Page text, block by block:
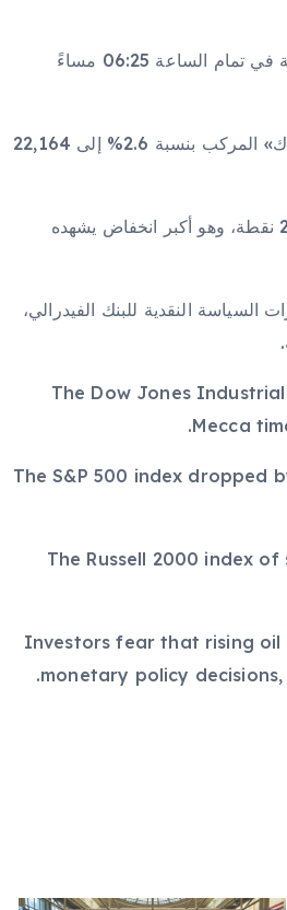
وهبط مؤشر «داو جونز» الصناعي بنسبة 2.5% أو 12,06 نقاط إلى 47,687 نقطة في تمام الساعة 06:25 مساءً
وانخفض مؤشر «إس آند بي 500» بنسبة 2.4% إلى 6,716 نقطة، وتراجع «ناسداك» المركب بنسبة 2.6% إلى 22,164
وهبط مؤشر الأسهم الأمريكية الصغيرة «راسل 2000» بنسبة 3.45% إلى 2,564 نقطة، وهو أكبر انخفاض يشهده
النقدية للبنك الفيدرالي،
The Dow Jones
Mecca
The S&P 500 index dropped
The Russell 2000 index
Investors fear that rising oil
monetary policy